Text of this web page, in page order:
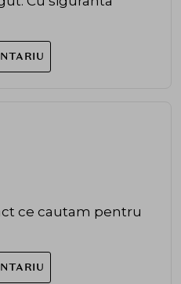
ce cautam pentru